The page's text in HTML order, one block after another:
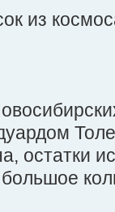
из
остатки